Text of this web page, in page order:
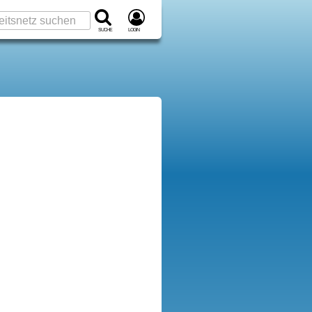
Suche Login